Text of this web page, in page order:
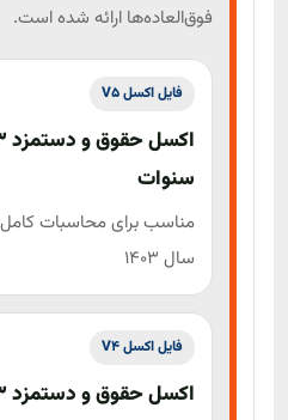
سامانه مودیان**
دریافت شناسه کالا و خدمات
تولید کلید عمومی، خصوصی و CSR
ابزار فراخوان سامانه مودیان
محاسبه آنلاین فروش در ارزش
تولیدکلیدها از از توکن و csr
تجمیع صورتحساب کارپوشه
استاندارد سازی اکسل صادرات
فوق‌العاده‌ها ارائه شده است.
فایل اکسل V5
سنوات
مناسب برای محاسبات
سال 1403
فایل اکسل V4
اکسل حقوق و دستمزد 1403 ساده